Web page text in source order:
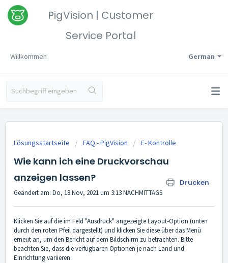
PigVision | Customer
Service Portal
German
Willkommen
Lösungsstartseite FAQ - PigVision E- Kontrolle
Wie kann ich eine Druckvorschau
anzeigen lassen?
Drucken
Geändert am: Do, 18 Nov, 2021 um 3:13 NACHMITTAGS
Klicken Sie auf die im Feld "Ausdruck" angezeigte Layout-Option (unten
durch den roten Pfeil dargestellt) und klicken Sie diese über das Menü
erneut an, um den Bericht auf dem Bildschirm zu betrachten. Bitte
beachten Sie, dass die verfügbaren Optionen je nach Land und
Einrichtung variieren.